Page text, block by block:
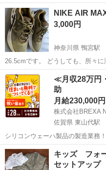
なく、全体的…
東京 江東区
NIKE AIR
3,000円
神奈川県 鴨宮駅
26.5cmです。 どうしても、所々に汚れはありますが、使用期間が割と
短かったため、まだ履いていただ
加してほしい角度や場所のお写真
れ以上の値下...
神奈川 小田原市 鴨宮駅
≪月収28万円
助
月給230,000円
株式会社BREXA
佐賀県 東山代駅
シリコンウェーハ製品の製造業務
やカップルとの応募OK◎年間休日
実♪業務はクリーンルームで快適
300円～の格安食堂あり！《佐...
佐賀 伊万里市 東山代駅
キッズ フォ
セットアップ